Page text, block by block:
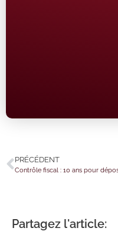
PRÉCÉDENT
Contrôle fiscal : 10 ans pour
Partagez l'article: